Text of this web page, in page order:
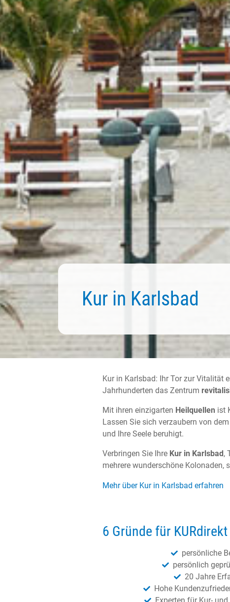
Kur in Karlsbad
Kur in Karlsbad: Ihr Tor zur Vitalität
Jahrhunderten das Zentrum
Mit ihren einzigarten Heilquellen ist
Lassen Sie sich verzaubern von
und Ihre Seele beruhigt.
Verbringen Sie Ihre Kur in Karlsbad,
mehrere wunderschöne Kolonaden,
Mehr über Kur in Karlsbad erfahren
6 Gründe für KURdirekt
persönliche
persönlich
20 Jahre
Hohe